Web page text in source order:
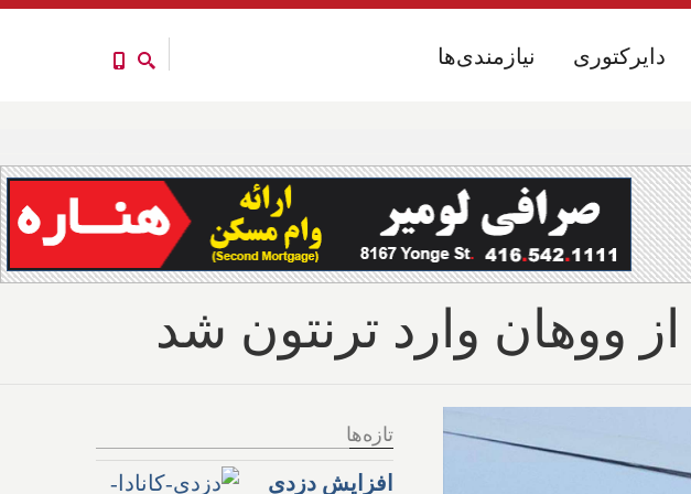
نیازمندی‌ها دایرکتوری نیازمندی‌ها دایرکتوری
ووهان وارد ترنتون شد
تازه‌ها
افزایش دزدی